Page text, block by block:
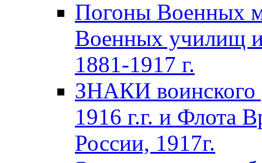
Погоны Военных
Военных училищ
1881-1917 г.
ЗНАКИ воинского
1916 г.г. и Флота
России, 1917г.